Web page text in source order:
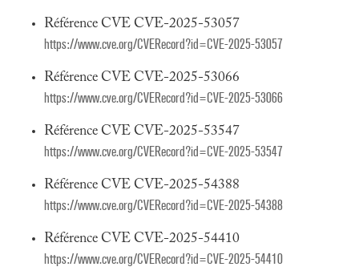
Référence CVE CVE-2025-53057
https://www.cve.org/CVERecord?id=CVE-2025-53057
Référence CVE CVE-2025-53066
https://www.cve.org/CVERecord?id=CVE-2025-53066
Référence CVE CVE-2025-53547
https://www.cve.org/CVERecord?id=CVE-2025-53547
Référence CVE CVE-2025-54388
https://www.cve.org/CVERecord?id=CVE-2025-54388
Référence CVE CVE-2025-54410
https://www.cve.org/CVERecord?id=CVE-2025-54410